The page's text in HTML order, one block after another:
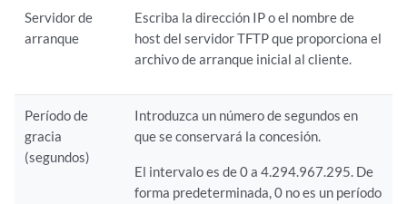
Servidor de
arranque
Escriba la dirección IP o el nombre de
host del servidor TFTP que proporciona el
archivo de arranque inicial al cliente.
Período de
gracia
(segundos)
Introduzca un número de segundos en
que se conservará la concesión.
El intervalo es de 0 a 4.294.967.295. De
forma predeterminada, 0 no es un período